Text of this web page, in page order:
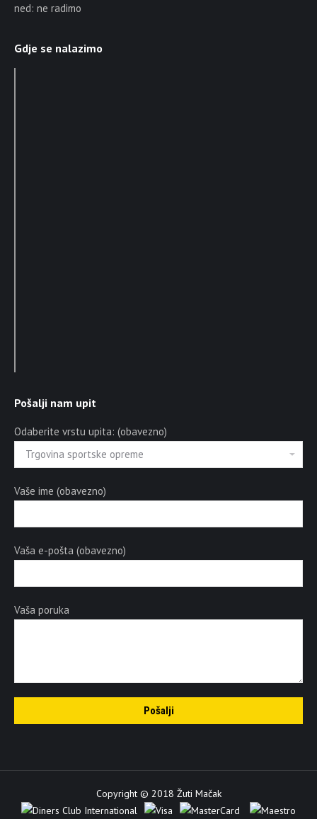
ned: ne radimo
Gdje se nalazimo
Pošalji nam upit
Odaberite vrstu upita: (obavezno)
Vaše ime (obavezno)
Vaša e-pošta (obavezno)
Vaša poruka
Copyright © 2018 Žuti Mačak